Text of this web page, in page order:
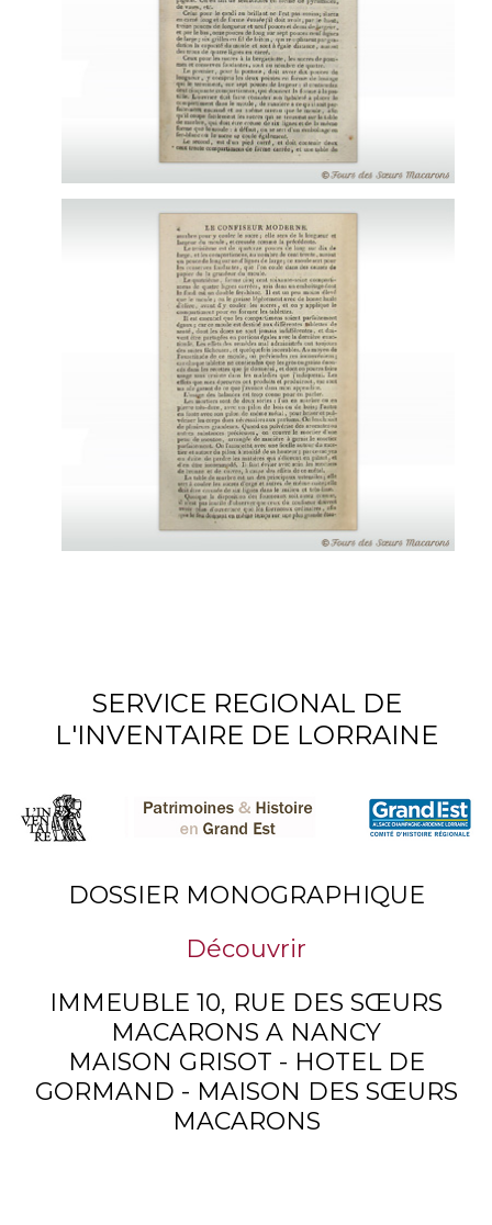
SERVICE REGIONAL DE
L'INVENTAIRE DE LORRAINE
DOSSIER MONOGRAPHIQUE
Découvrir
IMMEUBLE 10, RUE DES SŒURS
MACARONS A NANCY
MAISON GRISOT - HOTEL DE
GORMAND - MAISON DES SŒURS
MACARONS